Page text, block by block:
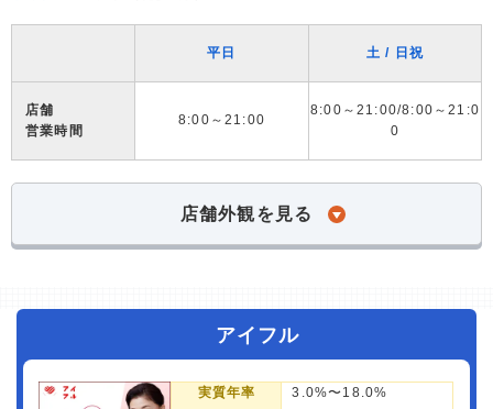
平日 土 / 日祝
店舗
営業時間
8:00～21:00
8:00～21:00/8:00～21:0
0
店舗外観を見る
アイフル
実質年率 3.0%〜18.0%